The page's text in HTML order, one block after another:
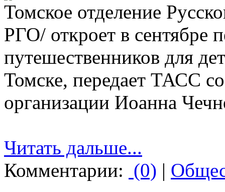
Томское отделение
РГО/ откроет в сентябре
путешественников для
Томске, передает ТАСС
организации Иоанна
Читать дальше...
Комментарии: (0) |